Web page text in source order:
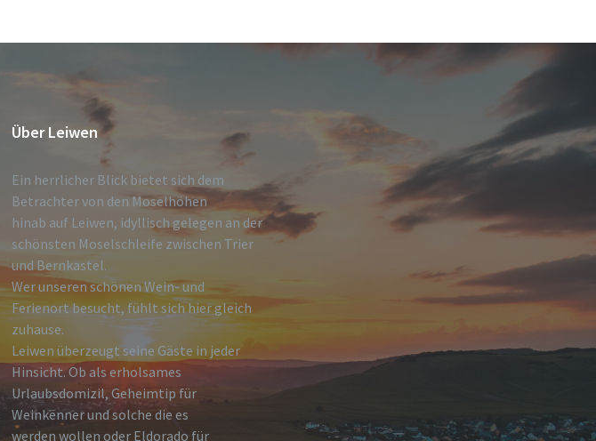
Über Leiwen
Ein herrlicher Blick bietet sich dem
Betrachter von den Moselhöhen
hinab auf Leiwen, idyllisch gelegen an der
schönsten Moselschleife zwischen Trier
und Bernkastel.
Wer unseren schönen Wein- und
Ferienort besucht, fühlt sich hier gleich
zuhause.
Leiwen überzeugt seine Gäste in jeder
Hinsicht. Ob als erholsames
Urlaubsdomizil, Geheimtip für
Weinkenner und solche die es
werden wollen oder Eldorado für